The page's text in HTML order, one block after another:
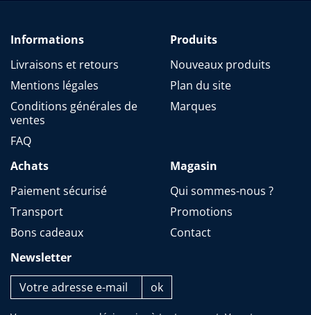
Informations
Livraisons et retours
Mentions légales
Conditions générales de
ventes
FAQ
Produits
Nouveaux produits
Plan du site
Marques
Achats
Paiement sécurisé
Transport
Bons cadeaux
Magasin
Qui sommes-nous ?
Promotions
Contact
Newsletter